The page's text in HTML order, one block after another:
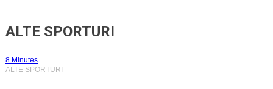
ALTE SPORTURI
8 Minutes
ALTE SPORTURI